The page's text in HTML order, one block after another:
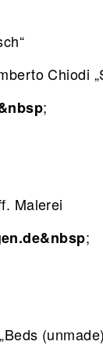
Chiodi
;
Malerei
;